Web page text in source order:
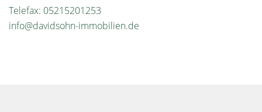
Telefax: 05215201253
info@davidsohn-immobilien.de